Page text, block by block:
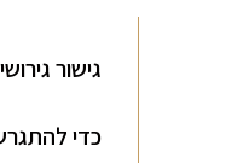
גישור
כדי